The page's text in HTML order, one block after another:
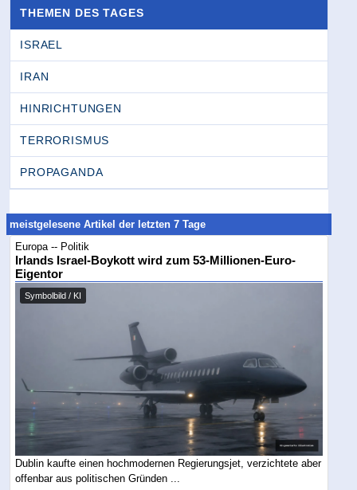
THEMEN DES TAGES
ISRAEL
IRAN
HINRICHTUNGEN
TERRORISMUS
PROPAGANDA
meistgelesene Artikel der letzten 7 Tage
Europa -- Politik
Irlands Israel-Boykott wird zum 53-Millionen-Euro-
Eigentor
Symbolbild / KI
Dublin kaufte einen hochmodernen Regierungsjet, verzichtete aber
offenbar aus politischen Gründen ...